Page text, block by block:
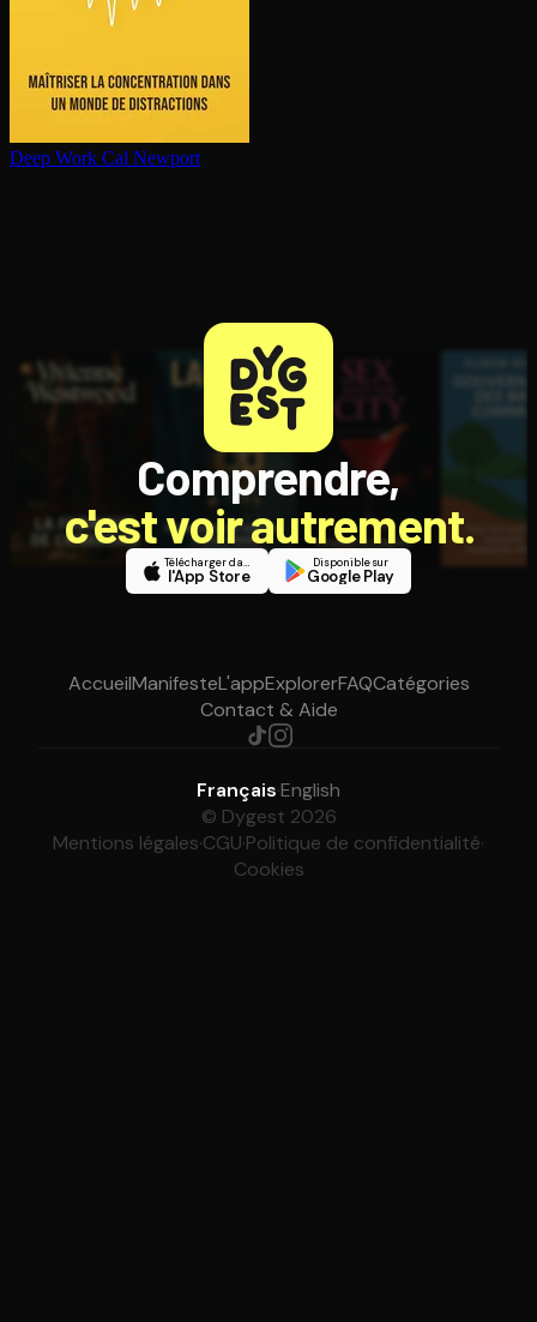
Deep Work Cal Newport
Comprendre,
c'est voir autrement.
Télécharger dans
l'App Store
Disponible sur
Google Play
AccueilManifesteL'appExplorerFAQCatégories
Contact & Aide
Français·English
© Dygest 2026
Mentions légales·CGU·Politique de confidentialité·
Cookies